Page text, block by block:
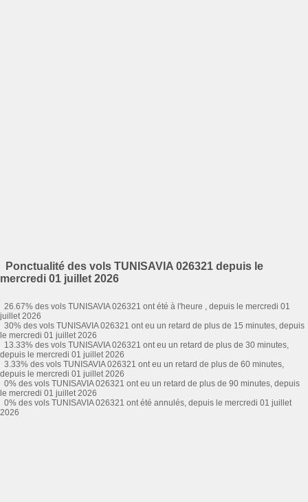
Ponctualité des vols TUNISAVIA 026321 depuis le
mercredi 01 juillet 2026
26.67% des vols TUNISAVIA 026321 ont été à l'heure , depuis le mercredi 01
juillet 2026
30% des vols TUNISAVIA 026321 ont eu un retard de plus de 15 minutes, depuis
le mercredi 01 juillet 2026
13.33% des vols TUNISAVIA 026321 ont eu un retard de plus de 30 minutes,
depuis le mercredi 01 juillet 2026
3.33% des vols TUNISAVIA 026321 ont eu un retard de plus de 60 minutes,
depuis le mercredi 01 juillet 2026
0% des vols TUNISAVIA 026321 ont eu un retard de plus de 90 minutes, depuis
le mercredi 01 juillet 2026
0% des vols TUNISAVIA 026321 ont été annulés, depuis le mercredi 01 juillet
2026